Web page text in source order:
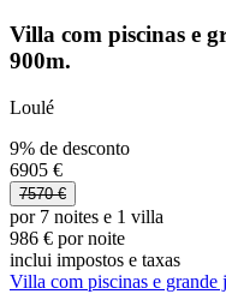
Villa com piscinas e
900m.
Loulé
9% de desconto
6905 €
7570 €
por 7 noites e 1 villa
986 € por noite
inclui impostos e taxas
Villa com piscinas e grande